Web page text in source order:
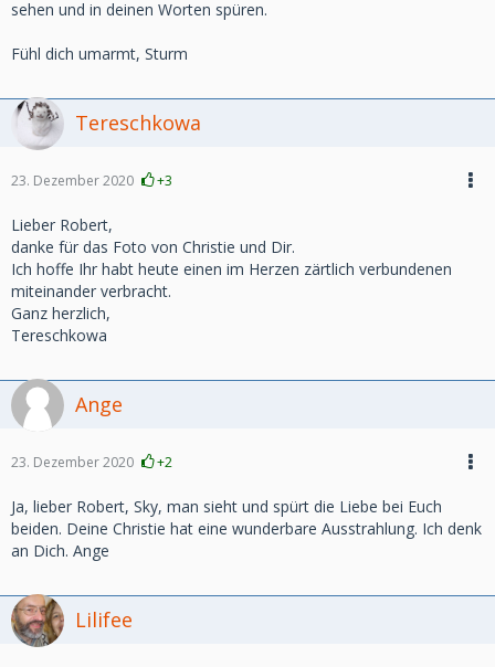
sehen und in deinen Worten spüren.
Fühl dich umarmt, Sturm
Tereschkowa
23. Dezember 2020 +3
Lieber Robert,
danke für das Foto von Christie und Dir.
Ich hoffe Ihr habt heute einen im Herzen zärtlich verbundenen
miteinander verbracht.
Ganz herzlich,
Tereschkowa
Ange
23. Dezember 2020 +2
Ja, lieber Robert, Sky, man sieht und spürt die Liebe bei Euch
beiden. Deine Christie hat eine wunderbare Ausstrahlung. Ich denk
an Dich. Ange
Lilifee